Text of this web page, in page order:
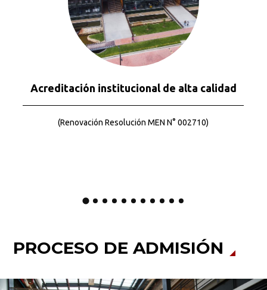
Acreditación institucional de alta calidad
(Renovación Resolución MEN N° 002710)​
PROCESO DE ADMISIÓN